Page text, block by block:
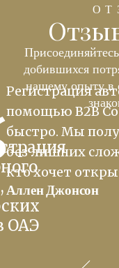
добившихся
нашему опыту в
Регистрация
помощью B2B
быстро. Мы
без лишних
кто хочет
Аллен Джонсон